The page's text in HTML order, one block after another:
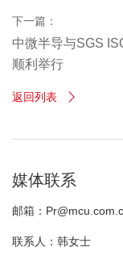
下一篇：
中微半导与SGS
顺利举行
返回列表 
媒体联系
邮箱：
联系人：韩女士